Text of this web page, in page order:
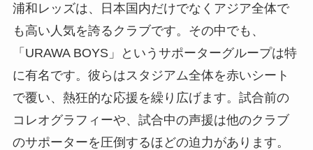
浦和レッズは、日本国内だけでなくアジア全体で
も高い人気を誇るクラブです。その中でも、
「URAWA BOYS」というサポーターグループは特
に有名です。彼らはスタジアム全体を赤いシート
で覆い、熱狂的な応援を繰り広げます。試合前の
コレオグラフィーや、試合中の声援は他のクラブ
のサポーターを圧倒するほどの迫力があります。